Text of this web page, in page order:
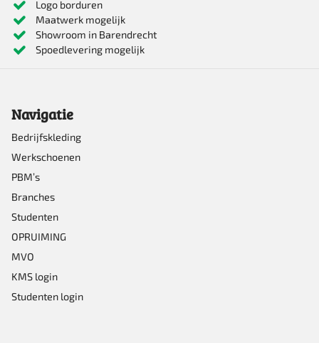
Logo borduren
Maatwerk mogelijk
Showroom in Barendrecht
Spoedlevering mogelijk
Navigatie
Bedrijfskleding
Werkschoenen
PBM’s
Branches
Studenten
OPRUIMING
MVO
KMS login
Studenten login